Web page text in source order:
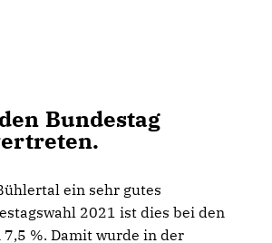
Bundestag
ein sehr gutes
2021 ist dies bei den
%. Damit wurde in der